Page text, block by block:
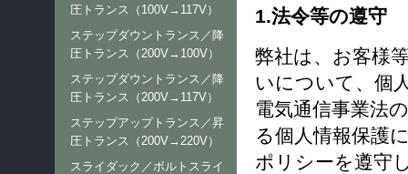
1.法令等の遵守
弊社は、お客様
いについて、個
電気通信事業法
る個人情報保護
ポリシーを遵守
圧トランス（100V→117V）
ステップダウントランス／降
圧トランス（200V→100V）
ステップダウントランス／降
圧トランス（200V→117V）
ステップアップトランス／昇
圧トランス（200V→220V）
スライダック／ボルトスライ